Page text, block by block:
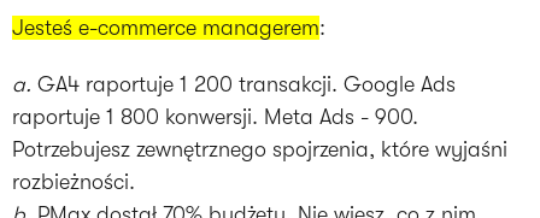
Jesteś e-commerce managerem:
a. GA4 raportuje 1 200 transakcji. Google Ads
raportuje 1 800 konwersji. Meta Ads - 900.
Potrzebujesz zewnętrznego spojrzenia, które wyjaśni